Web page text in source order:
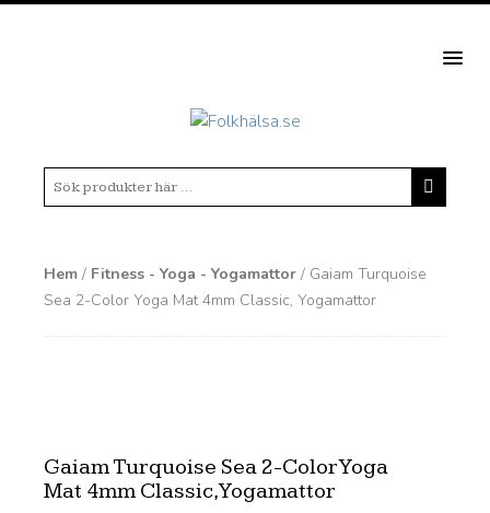
Hem / Fitness - Yoga - Yogamattor / Gaiam Turquoise
Sea 2-Color Yoga Mat 4mm Classic, Yogamattor
Gaiam Turquoise Sea 2-Color Yoga
Mat 4mm Classic, Yogamattor